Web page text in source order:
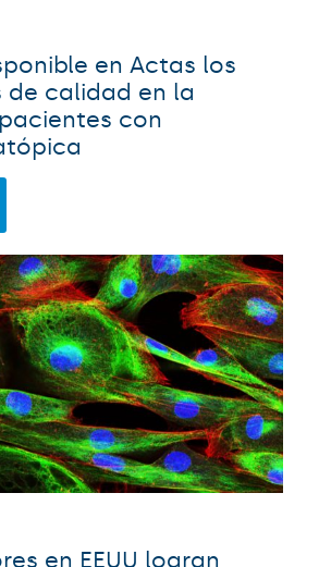
en Actas los
de calidad en la
con
en EEUU logran